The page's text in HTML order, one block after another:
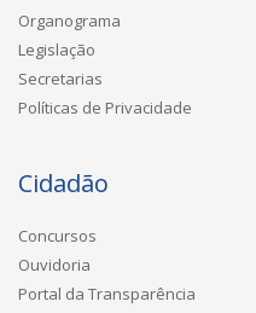
Organograma
Legislação
Secretarias
Políticas de Privacidade
Cidadão
Concursos
Ouvidoria
Portal da Transparência